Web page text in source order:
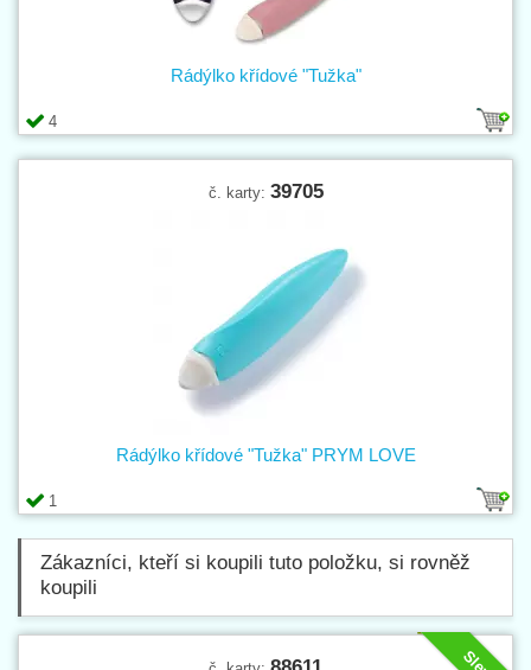
4
Rádýlko křídové "Tužka"
č. karty: 39705
1
Rádýlko křídové "Tužka" PRYM LOVE
Zákazníci, kteří si koupili tuto položku, si rovněž
koupili